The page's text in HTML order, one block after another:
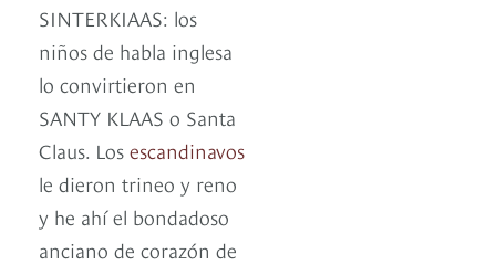
SINTERKIAAS: los
niños de habla inglesa
lo convirtieron en
SANTY KLAAS o Santa
Claus. Los escandinavos
le dieron trineo y reno
y he ahí el bondadoso
anciano de corazón de